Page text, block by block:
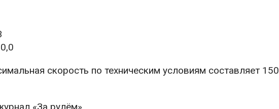
скорость по техническим условиям составляет 150